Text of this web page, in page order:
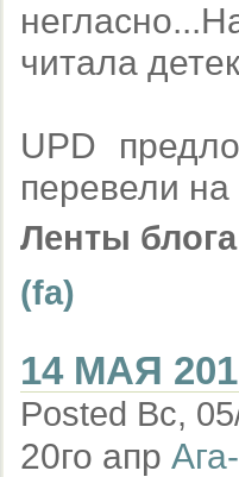
читала
UPD
перевели
Ленты
(fa)
14 МАЯ
Posted Вс,
20го апр